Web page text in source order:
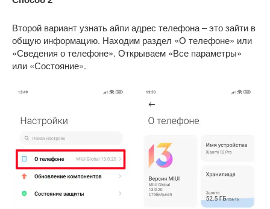
Второй вариант узнать айпи адрес телефона – это зайти в
общую информацию. Находим раздел «О телефоне» или
«Сведения о телефоне». Открываем «Все параметры»
или «Состояние».